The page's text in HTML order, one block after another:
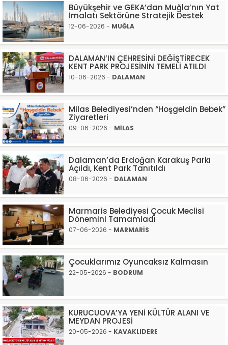
Büyükşehir ve GEKA’dan Muğla’nın Yat
İmalatı Sektörüne Stratejik Destek
12-06-2026 - MUĞLA
DALAMAN’IN ÇEHRESİNİ DEĞİŞTİRECEK
KENT PARK PROJESİNİN TEMELİ ATILDI
10-06-2026 - DALAMAN
Milas Belediyesi’nden “Hoşgeldin Bebek”
Ziyaretleri
09-06-2026 - MİLAS
Dalaman’da Erdoğan Karakuş Parkı
Açıldı, Kent Park Tanıtıldı
08-06-2026 - DALAMAN
Marmaris Belediyesi Çocuk Meclisi
Dönemini Tamamladı
07-06-2026 - MARMARİS
Çocuklarımız Oyuncaksız Kalmasın
22-05-2026 - BODRUM
KURUCUOVA’YA YENİ KÜLTÜR ALANI VE
MEYDAN PROJESİ
20-05-2026 - KAVAKLIDERE